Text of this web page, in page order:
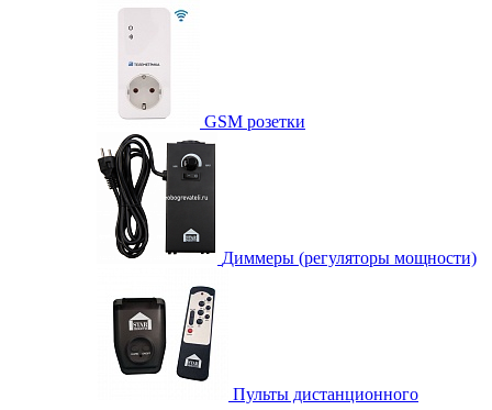
GSM розетки
Диммеры (регуляторы мощности)
Пульты дистанционного